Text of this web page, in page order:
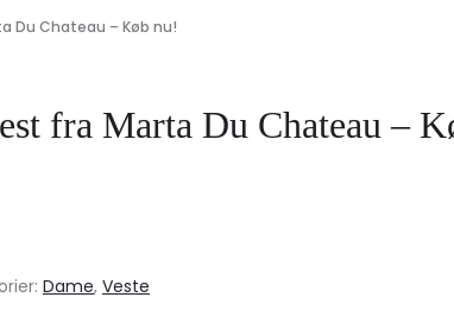
Du Chateau – Køb nu!
fra Marta Du Chateau –
Dame, Veste